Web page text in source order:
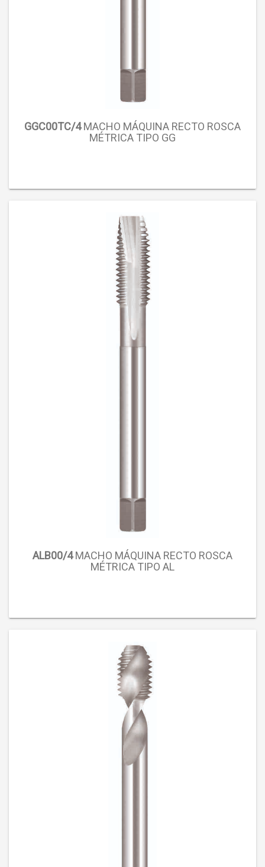
GGC00TC/4MACHO MÁQUINA RECTO ROSCA
MÉTRICA TIPO GG
ALB00/4MACHO MÁQUINA RECTO ROSCA
MÉTRICA TIPO AL